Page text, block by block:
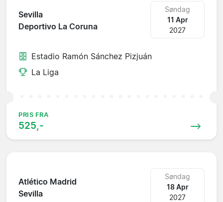
Sevilla
Deportivo La Coruna
Søndag
11 Apr
2027
Estadio Ramón Sánchez Pizjuán
La Liga
PRIS FRA
525,-
Atlético Madrid
Sevilla
Søndag
18 Apr
2027